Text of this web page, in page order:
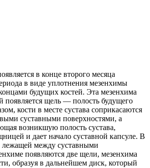
в конце второго месяца
в виде уплотнения мезенхимы
будущих костей. Эта мезенхима
появляется щель — полость будущего
кости в месте сустава соприкасаются
суставными поверхностями, а
возникшую полость сустава,
и дает начало суставной капсуле. В
лежащей между суставными
появляются две щели, мезенхима
образуя в дальнейшем диск, который